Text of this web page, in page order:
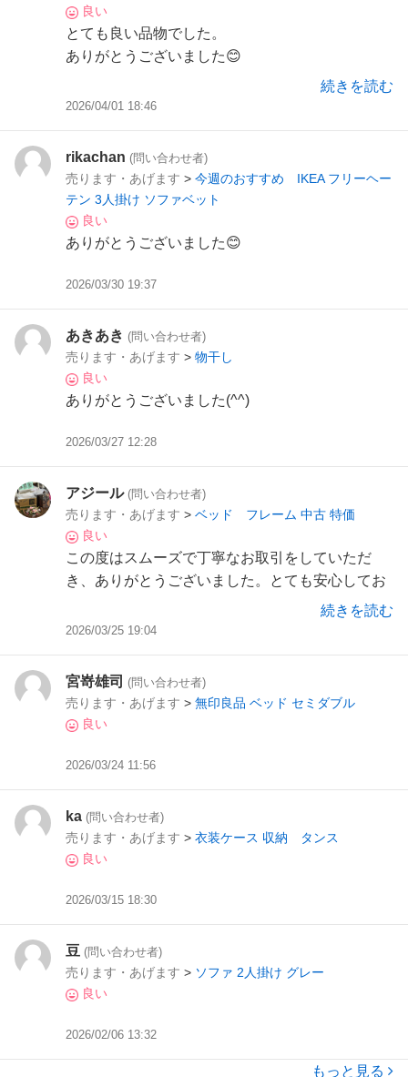
良い
とても良い品物でした。
ありがとうございました😊
続きを読む
2026/04/01 18:46
rikachan (問い合わせ者)
売ります・あげます > 今週のおすすめ IKEA フリーヘー
テン 3人掛け ソファベット
良い
ありがとうございました😊
2026/03/30 19:37
あきあき (問い合わせ者)
売ります・あげます > 物干し
良い
ありがとうございました(^^)
2026/03/27 12:28
アジール (問い合わせ者)
売ります・あげます > ベッド フレーム 中古 特価
良い
この度はスムーズで丁寧なお取引をしていただ
き、ありがとうございました。とても安心してお
取引できました。また機会がございましたら、よ
ろしくお願いいたします。
続きを読む
2026/03/25 19:04
宮嵜雄司 (問い合わせ者)
売ります・あげます > 無印良品 ベッド セミダブル
良い
2026/03/24 11:56
ka (問い合わせ者)
売ります・あげます > 衣装ケース 収納 タンス
良い
2026/03/15 18:30
豆 (問い合わせ者)
売ります・あげます > ソファ 2人掛け グレー
良い
2026/02/06 13:32
もっと見る